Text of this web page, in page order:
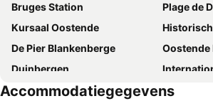
Bruges Station
Plage de
Kursaal Oostende
Historisch
De Pier Blankenberge
Oostende
Duinbergen
Internationale
't Zand
Accommodatiegegevens